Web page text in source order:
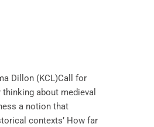
Dillon (KCL)Call for
about medieval
a notion that
contexts’ How far